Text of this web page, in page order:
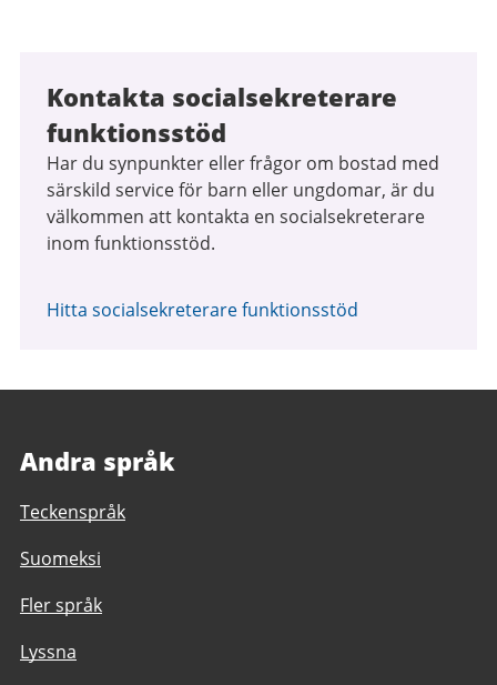
Kontakta socialsekreterare
funktionsstöd
Har du synpunkter eller frågor om bostad med
särskild service för barn eller ungdomar, är du
välkommen att kontakta en socialsekreterare
inom funktionsstöd.
Hitta socialsekreterare funktionsstöd
Andra språk
Teckenspråk
Suomeksi
Fler språk
Lyssna